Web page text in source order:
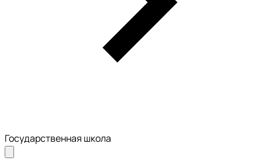
Государственная школа